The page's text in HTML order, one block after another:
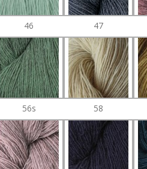
46 47
56s 58